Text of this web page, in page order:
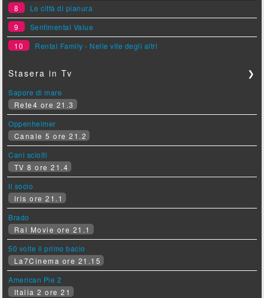
8
Le città di pianura
9
Sentimental Value
10
Rental Family - Nelle vite degli altri
Stasera in Tv ❯
Sapore di mare
Rete4 ore 21.3
Oppenheimer
Canale 5 ore 21.2
Cani sciolti
TV 8 ore 21.4
Il socio
Iris ore 21.1
Brado
Rai Movie ore 21.1
50 volte il primo bacio
La7Cinema ore 21.15
American Pie 2
Italia 2 ore 21